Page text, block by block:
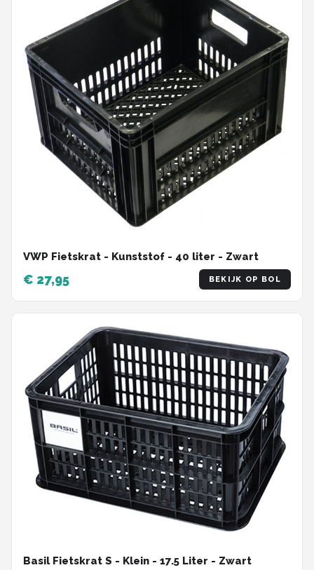
VWP Fietskrat - Kunststof - 40 liter - Zwart
€ 27,95 BEKIJK OP BOL
Basil Fietskrat S - Klein - 17.5 Liter - Zwart